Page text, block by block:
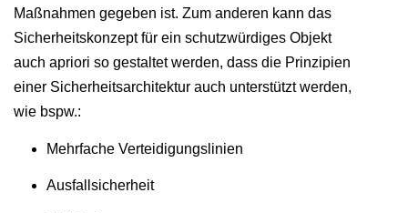
Maßnahmen gegeben ist. Zum anderen kann das
Sicherheitskonzept für ein schutzwürdiges Objekt
auch apriori so gestaltet werden, dass die Prinzipien
einer Sicherheitsarchitektur auch unterstützt werden,
wie bspw.:
Mehrfache Verteidigungslinien
Ausfallsicherheit